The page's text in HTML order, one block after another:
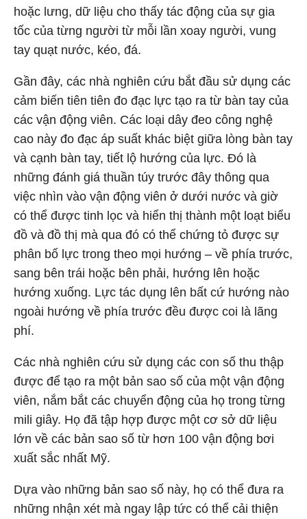
hoặc lưng, dữ liệu cho thấy tác động của sự gia
tốc của từng người từ mỗi lần xoay người, vung
tay quạt nước, kéo, đá.
Gần đây, các nhà nghiên cứu bắt đầu sử dụng các
cảm biến tiên tiên đo đạc lực tạo ra từ bàn tay của
các vận động viên. Các loại dây đeo công nghệ
cao này đo đạc áp suất khác biệt giữa lòng bàn tay
và cạnh bàn tay, tiết lộ hướng của lực. Đó là
những đánh giá thuần túy trước đây thông qua
việc nhìn vào vận động viên ở dưới nước và giờ
có thể được tinh lọc và hiển thị thành một loạt biểu
đồ và đồ thị mà qua đó có thể chứng tỏ được sự
phân bố lực trong theo mọi hướng – về phía trước,
sang bên trái hoặc bên phải, hướng lên hoặc
hướng xuống. Lực tác dụng lên bất cứ hướng nào
ngoài hướng về phía trước đều được coi là lãng
phí.
Các nhà nghiên cứu sử dụng các con số thu thập
được để tạo ra một bản sao số của một vận động
viên, nắm bắt các chuyển động của họ trong từng
mili giây. Họ đã tập hợp được một cơ sở dữ liệu
lớn về các bản sao số từ hơn 100 vận động bơi
xuất sắc nhất Mỹ.
Dựa vào những bản sao số này, họ có thể đưa ra
những nhận xét mà ngay lập tức có thể cải thiện